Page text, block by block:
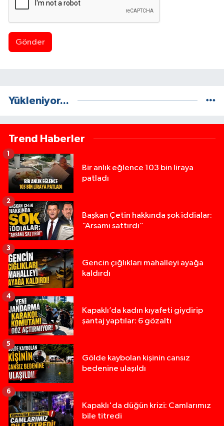
Gönder
Yükleniyor...
Trend Haberler
Bir anlık eğlence 103 bin liraya
patladı
1
Başkan Çetin hakkında şok iddialar:
“Arsamı sattırdı”
2
Gencin çığlıkları mahalleyi ayağa
kaldırdı
3
Kapaklı’da kadın kıyafeti giydirip
şantaj yaptılar: 6 gözaltı
4
Gölde kaybolan kişinin cansız
bedenine ulaşıldı
5
Kapaklı'da düğün krizi: Camlarımız
bile titredi
6